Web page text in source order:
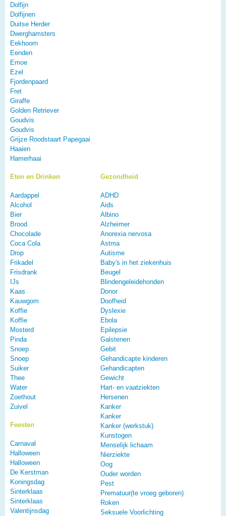
Dolfijn
Dolfijnen
Duitse Herder
Dwerghamsters
Eekhoorn
Eenden
Emoe
Ezel
Fjordenpaard
Fret
Giraffe
Golden Retriever
Goudvis
Goudvis
Grijze Roodstaart Papegaai
Haaien
Hamerhaai
Eten en Drinken
Aardappel
Alcohol
Bier
Brood
Chocolade
Coca Cola
Drop
Frikadel
Frisdrank
IJs
Kaas
Kauwgom
Koffie
Koffie
Mosterd
Pinda
Snoep
Snoep
Suiker
Thee
Water
Zoethout
Zuivel
Feesten
Carnaval
Halloween
Halloween
De Kerstman
Koningsdag
Sinterklaas
Sinterklaas
Valentijnsdag
Gezondheid
ADHD
Aids
Albino
Alzheimer
Anorexia nervosa
Astma
Autisme
Baby's in het ziekenhuis
Beugel
Blindengeleidehonden
Donor
Doofheid
Dyslexie
Ebola
Epilepsie
Galstenen
Gebit
Gehandicapte kinderen
Gehandicapten
Gewicht
Hart- en vaatziekten
Hersenen
Kanker
Kanker
Kanker (werkstuk)
Kunstogen
Menselijk lichaam
Nierziekte
Oog
Ouder worden
Pest
Prematuur(te vroeg geboren)
Roken
Seksuele Voorlichting